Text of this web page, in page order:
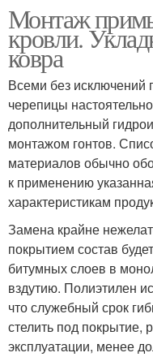
Монтаж
кровли.
ковра
Всеми без исключений
черепицы
дополнительный
монтажом гонтов.
материалов обычно
к применению
характеристикам
Замена крайне
покрытием состав
битумных слоев в
вздутию. Полиэтилен
что служебный срок
стелить под покрытие,
эксплуатации, менее